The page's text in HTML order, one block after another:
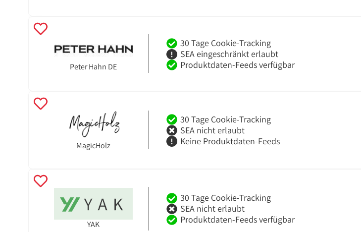
Peter Hahn DE
30 Tage Cookie-Tracking
SEA eingeschränkt erlaubt
Produktdaten-Feeds verfügbar
MagicHolz
30 Tage Cookie-Tracking
SEA nicht erlaubt
Keine Produktdaten-Feeds
YAK
30 Tage Cookie-Tracking
SEA nicht erlaubt
Produktdaten-Feeds verfügbar